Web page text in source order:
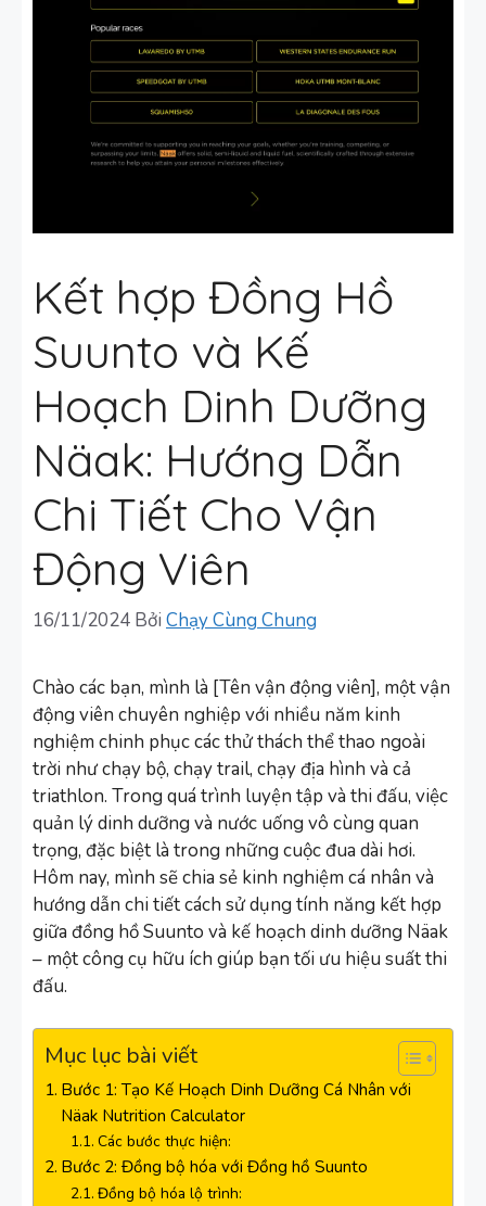
Kết hợp Đồng Hồ
Suunto và Kế
Hoạch Dinh Dưỡng
Näak: Hướng Dẫn
Chi Tiết Cho Vận
Động Viên
16/11/2024 Bởi Chạy Cùng Chung
Chào các bạn, mình là [Tên vận động viên], một vận
động viên chuyên nghiệp với nhiều năm kinh
nghiệm chinh phục các thử thách thể thao ngoài
trời như chạy bộ, chạy trail, chạy địa hình và cả
triathlon. Trong quá trình luyện tập và thi đấu, việc
quản lý dinh dưỡng và nước uống vô cùng quan
trọng, đặc biệt là trong những cuộc đua dài hơi.
Hôm nay, mình sẽ chia sẻ kinh nghiệm cá nhân và
hướng dẫn chi tiết cách sử dụng tính năng kết hợp
giữa đồng hồ Suunto và kế hoạch dinh dưỡng Näak
– một công cụ hữu ích giúp bạn tối ưu hiệu suất thi
đấu.
Mục lục bài viết
Bước 1: Tạo Kế Hoạch Dinh Dưỡng Cá Nhân với
Näak Nutrition Calculator
Các bước thực hiện:
Bước 2: Đồng bộ hóa với Đồng hồ Suunto
Đồng bộ hóa lộ trình: